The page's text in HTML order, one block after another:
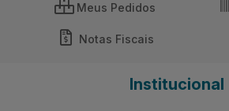
Meus Pedidos
Notas Fiscais
Institucional